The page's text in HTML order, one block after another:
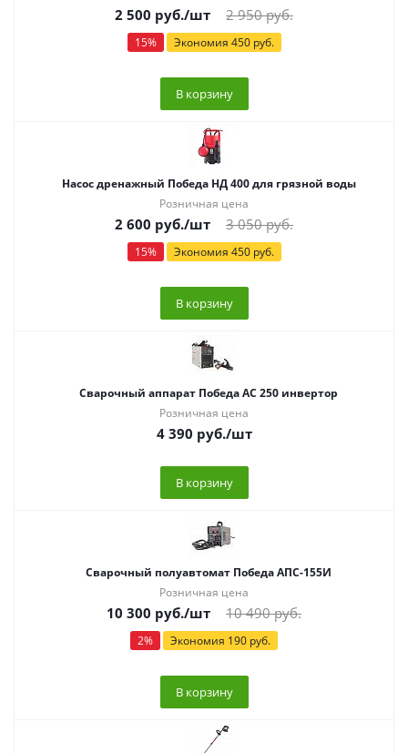
2 500 руб./шт 2 950руб.
15% Экономия 450руб.
В корзину
Насос дренажный Победа НД 400 для грязной воды
Розничная цена
2 600 руб./шт 3 050руб.
15% Экономия 450руб.
В корзину
Сварочный аппарат Победа АС 250 инвертор
Розничная цена
4 390 руб./шт
В корзину
Сварочный полуавтомат Победа АПС-155И
Розничная цена
10 300 руб./шт 10 490руб.
2% Экономия 190 руб.
В корзину